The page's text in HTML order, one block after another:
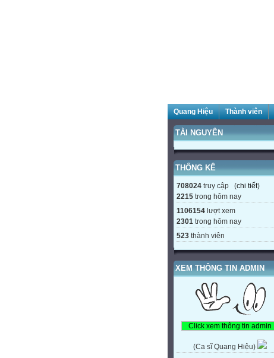
Quang Hiệu Thành viên
TÀI NGUYÊN
THỐNG KÊ
708024 truy cập (chi tiết)
2215 trong hôm nay
1106154 lượt xem
2301 trong hôm nay
523 thành viên
XEM THÔNG TIN ADMIN
(Ca sĩ Quang Hiệu)